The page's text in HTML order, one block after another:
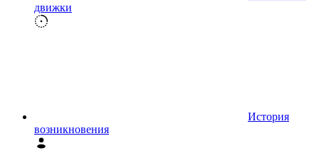
движки
История
возникновения